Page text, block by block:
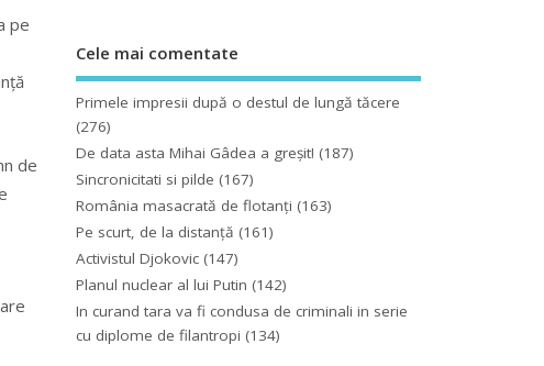
pe
de
Cele mai comentate
Primele impresii după o destul de lungă tăcere
(276)
De data asta Mihai Gâdea a greşit! (187)
Sincronicitati si pilde (167)
România masacrată de flotanţi (163)
Pe scurt, de la distanță (161)
Activistul Djokovic (147)
Planul nuclear al lui Putin (142)
In curand tara va fi condusa de criminali in serie
cu diplome de filantropi (134)